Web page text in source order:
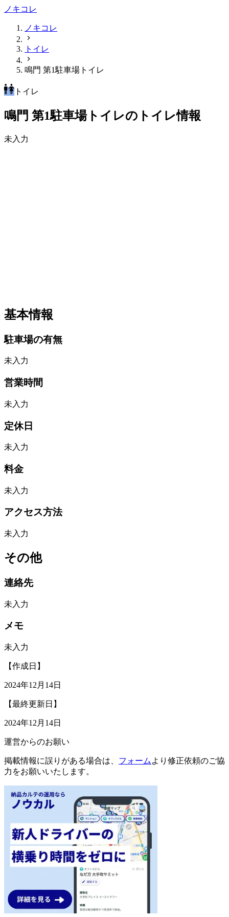
ノキコレ
ノキコレ
トイレ
鳴門 第1駐車場トイレ
トイレ
鳴門 第1駐車場トイレのトイレ情報
未入力
基本情報
駐車場の有無
未入力
営業時間
未入力
定休日
未入力
料金
未入力
アクセス方法
未入力
その他
連絡先
未入力
メモ
未入力
【作成日】
2024年12月14日
【最終更新日】
2024年12月14日
運営からのお願い
掲載情報に誤りがある場合は、 フォーム より修正依頼のご協
力をお願いいたします。